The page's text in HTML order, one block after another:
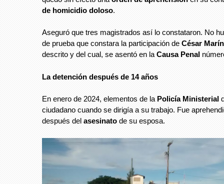
de homicidio doloso.
Aseguró que tres magistrados así lo constataron. No
de prueba que constara la participación de César
descrito y del cual, se asentó en la Causa Penal
La detención después de 14 años
En enero de 2024, elementos de la Policía Ministerial
ciudadano cuando se dirigía a su trabajo. Fue
después del asesinato de su esposa.